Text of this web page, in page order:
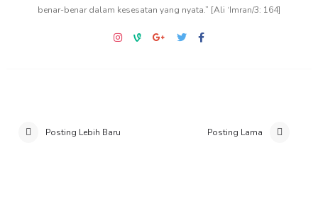
benar-benar dalam kesesatan yang nyata.” [Ali ‘Imran/3: 164]
Posting Lebih Baru Posting Lama